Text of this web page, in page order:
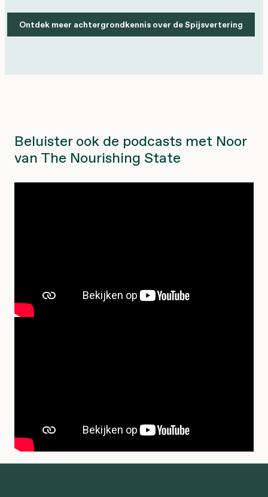
Ontdek meer achtergrondkennis over de Spijsvertering
Beluister ook de podcasts met Noor
van The Nourishing State